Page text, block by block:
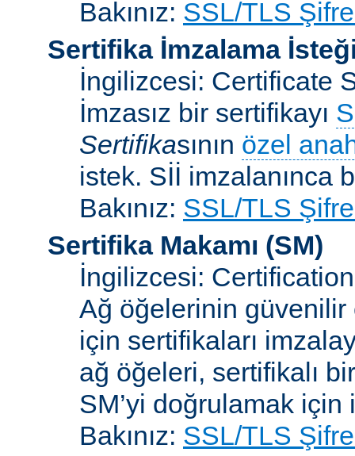
Bakınız: SSL/TLS
Sertifika İmzalama
İngilizcesi: Certificate
İmzasız bir sertifikayı
Sertifikasının özel
istek. Sİİ imzalanınca
Bakınız: SSL/TLS
Sertifika Makamı (SM)
İngilizcesi:
Ağ öğelerinin güvenilir
için sertifikaları
ağ öğeleri, sertifikalı
SM’yi doğrulamak için
Bakınız: SSL/TLS